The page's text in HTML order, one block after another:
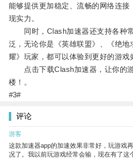
能够提供更加稳定、流畅的网络连接
现实力。
同时，Clash加速器还支持各种
泛，无论你是《英雄联盟》、《绝地
耀》玩家，都可以体验到更好的游戏
点击下载Clash加速器，让你的
楼！。
#3#
评论
游客
这款加速器app的加速效果非常好，玩游戏
况了。我以前玩游戏经常会输，现在有了这